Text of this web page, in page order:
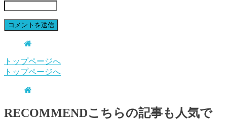
トップページへ
トップページへ
RECOMMENDこちらの記事も人気で